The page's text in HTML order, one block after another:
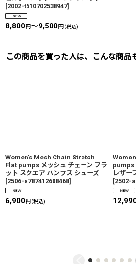
[2002-t610702538947]
8,800円～9,500円 (税込)
この商品を買った人は、こんな商品
Women's Mesh Chain Stretch
Flat pumps メッシュ チェーン フラ
ット スクエア パンプス シューズ
[2506-a787412608468]
6,900円 (税込)
pumps
レザー
[2502-